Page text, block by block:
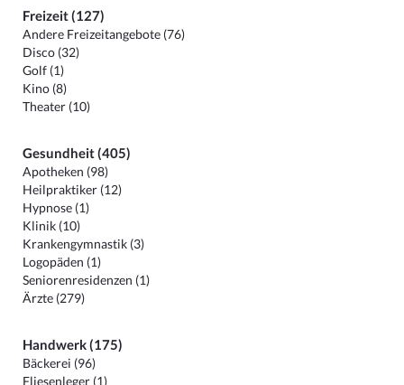
Freizeit (127)
Andere Freizeitangebote (76)
Disco (32)
Golf (1)
Kino (8)
Theater (10)
Gesundheit (405)
Apotheken (98)
Heilpraktiker (12)
Hypnose (1)
Klinik (10)
Krankengymnastik (3)
Logopäden (1)
Seniorenresidenzen (1)
Ärzte (279)
Handwerk (175)
Bäckerei (96)
Fliesenleger (1)